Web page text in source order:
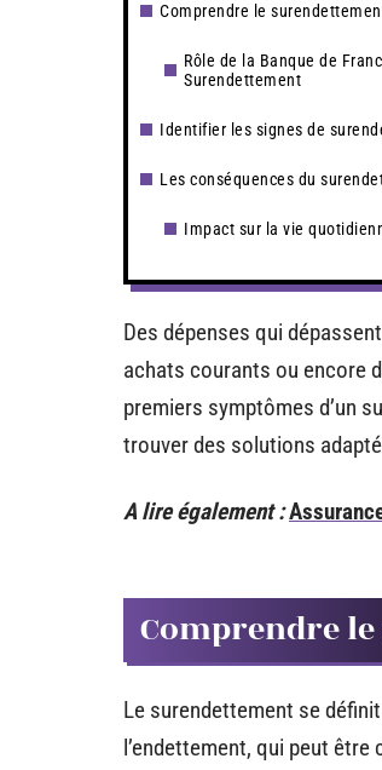
Comprendre le
Rôle de la Banque de
Surendettement
Identifier les signes de
Les conséquences du
Impact sur la vie
Des dépenses qui
achats courants ou encore
premiers symptômes d’un
trouver des solutions
A lire également :
Comprendre
Le surendettement se définit
l’endettement, qui peut